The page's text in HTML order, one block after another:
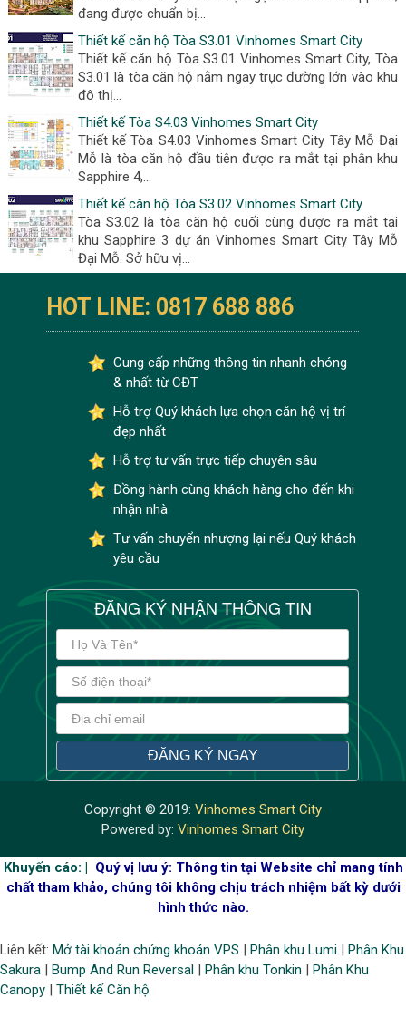
đang được chuẩn bị...
Thiết kế căn hộ Tòa S3.01 Vinhomes Smart City
Thiết kế căn hộ Tòa S3.01 Vinhomes Smart City, Tòa
S3.01 là tòa căn hộ nằm ngay trục đường lớn vào khu
đô thị...
Thiết kế Tòa S4.03 Vinhomes Smart City
Thiết kế Tòa S4.03 Vinhomes Smart City Tây Mỗ Đại
Mỗ là tòa căn hộ đầu tiên được ra mắt tại phân khu
Sapphire 4,...
Thiết kế căn hộ Tòa S3.02 Vinhomes Smart City
Tòa S3.02 là tòa căn hộ cuối cùng được ra mắt tại
khu Sapphire 3 dự án Vinhomes Smart City Tây Mỗ
Đại Mỗ. Sở hữu vị...
HOT LINE: 0817 688 886
Cung cấp những thông tin nhanh chóng
& nhất từ CĐT
Hỗ trợ Quý khách lựa chọn căn hộ vị trí
đẹp nhất
Hỗ trợ tư vấn trực tiếp chuyên sâu
Đồng hành cùng khách hàng cho đến khi
nhận nhà
Tư vấn chuyển nhượng lại nếu Quý khách
yêu cầu
ĐĂNG KÝ NHẬN THÔNG TIN
Copyright © 2019: Vinhomes Smart City
Powered by: Vinhomes Smart City
Khuyến cáo: | Quý vị lưu ý: Thông tin tại Website chỉ mang tính
chất tham khảo, chúng tôi không chịu trách nhiệm bất kỳ dưới
hình thức nào.
Liên kết: Mở tài khoản chứng khoán VPS | Phân khu Lumi | Phân Khu
Sakura | Bump And Run Reversal | Phân khu Tonkin | Phân Khu
Canopy | Thiết kế Căn hộ